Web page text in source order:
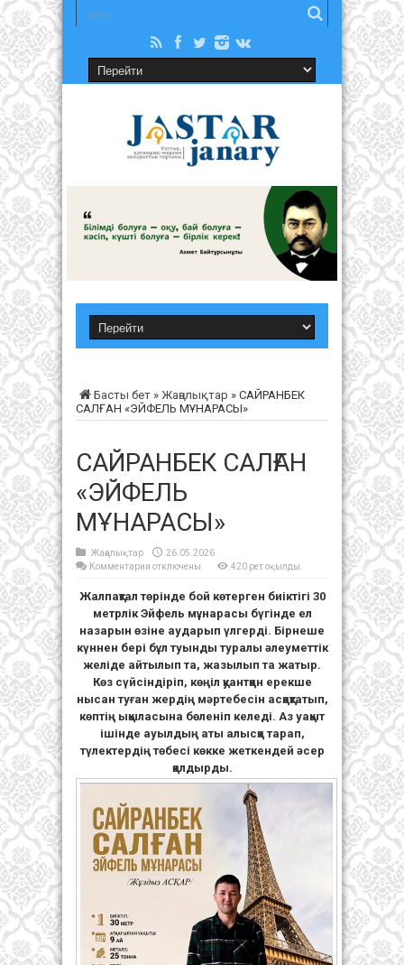
Басты бет » Жаңалықтар » САЙРАНБЕК
САЛҒАН «ЭЙФЕЛЬ МҰНАРАСЫ»
САЙРАНБЕК САЛҒАН
«ЭЙФЕЛЬ
МҰНАРАСЫ»
Жаңалықтар
26.05.2026
Комментарии к
САЛҒАН
«ЭЙФЕЛЬ
МҰНАРАСЫ»
отключены 420 рет оқылды
Жалпақтал төрінде бой көтерген биіктігі 30
метрлік Эйфель мұнарасы бүгінде ел
назарын өзіне аударып үлгерді. Бірнеше
күннен бері бұл туынды туралы әлеуметтік
желіде айтылып та, жазылып та жатыр.
Көз сүйсіндіріп, көңіл қуантқан ерекше
нысан туған жердің мәртебесін асқақтатып,
көптің ықыласына бөленіп келеді. Аз уақыт
ішінде ауылдың аты алысқа тарап,
түлектердің төбесі көкке жеткендей әсер
қалдырды.